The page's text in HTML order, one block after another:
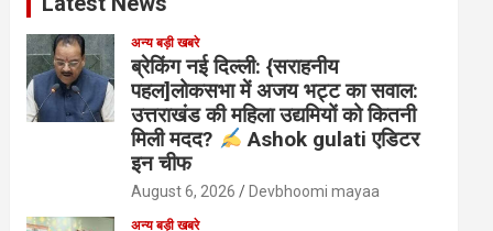
अन्य बड़ी खबरे
ब्रेकिंग नई दिल्ली: {सराहनीय
पहल]लोकसभा में अजय भट्ट का सवाल:
उत्तराखंड की महिला उद्यमियों को कितनी
मिली मदद?
Ashok gulati एडिटर
इन चीफ
August 6, 2026 Devbhoomi mayaa
अन्य बड़ी खबरे